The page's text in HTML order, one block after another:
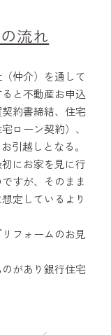
流れ
仲介）を通して
と不動産お申込
約書締結、住宅
ローン契約）、
引越しとなる。
にお家を見に行
すが、そのまま
定しているより
フォームのお見
があり銀行住宅